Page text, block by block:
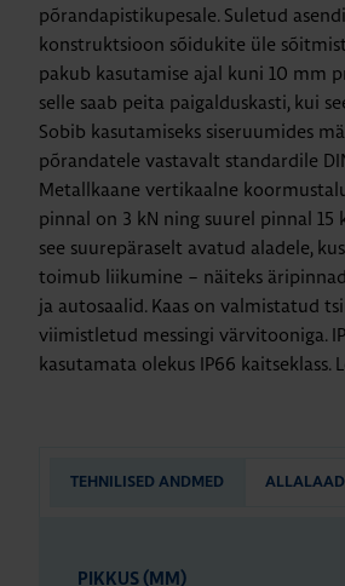
põrandapistikupesale. Suletud
konstruktsioon sõidukite üle
pakub kasutamise ajal kuni 10 mm
selle saab peita paigalduskasti, kui
Sobib kasutamiseks siseruumides
põrandatele vastavalt standardile
Metallkaane vertikaalne
pinnal on 3 kN ning suurel pinnal 15
see suurepäraselt avatud aladele,
toimub liikumine – näiteks
ja autosaalid. Kaas on valmistatud
viimistletud messingi värvitooniga.
kasutamata olekus IP66 kaitseklass.
TEHNILISED ANDMED
PIKKUS (MM)